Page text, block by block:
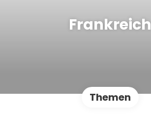
Frankreich
Themen